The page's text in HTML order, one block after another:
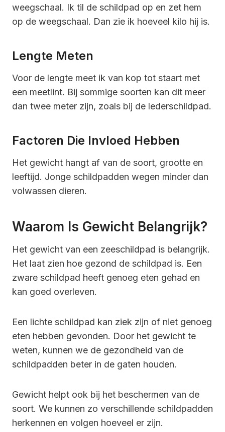
weegschaal. Ik til de schildpad op en zet hem
op de weegschaal. Dan zie ik hoeveel kilo hij is.
Lengte Meten
Voor de lengte meet ik van kop tot staart met
een meetlint. Bij sommige soorten kan dit meer
dan twee meter zijn, zoals bij de lederschildpad.
Factoren Die Invloed Hebben
Het gewicht hangt af van de soort, grootte en
leeftijd. Jonge schildpadden wegen minder dan
volwassen dieren.
Waarom Is Gewicht Belangrijk?
Het gewicht van een zeeschildpad is belangrijk.
Het laat zien hoe gezond de schildpad is. Een
zware schildpad heeft genoeg eten gehad en
kan goed overleven.
Een lichte schildpad kan ziek zijn of niet genoeg
eten hebben gevonden. Door het gewicht te
weten, kunnen we de gezondheid van de
schildpadden beter in de gaten houden.
Gewicht helpt ook bij het beschermen van de
soort. We kunnen zo verschillende schildpadden
herkennen en volgen hoeveel er zijn.